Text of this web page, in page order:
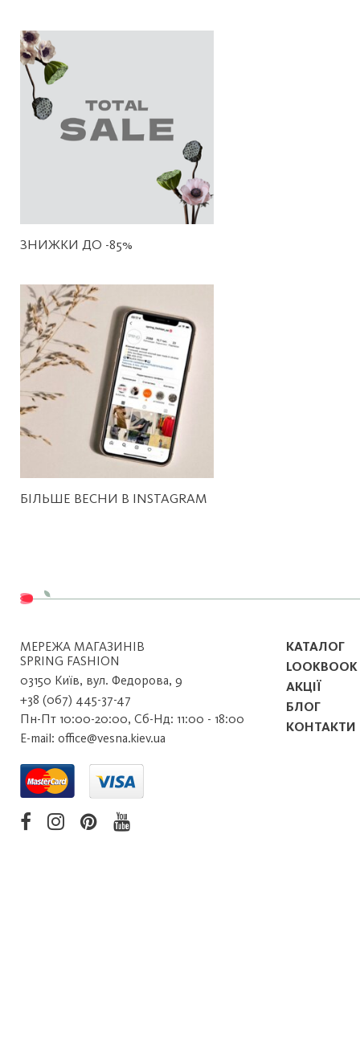
ЗНИЖКИ ДО -85%
БІЛЬШЕ ВЕСНИ В INSTAGRAM
МЕРЕЖА МАГАЗИНІВ
SPRING FASHION
03150 Київ, вул. Федорова, 9
+38 (067) 445-37-47
Пн-Пт 10:00-20:00, Сб-Нд: 11:00 - 18:00
E-mail: office@vesna.kiev.ua
КАТАЛОГ
LOOKBOOK
АКЦІЇ
БЛОГ
КОНТАКТИ